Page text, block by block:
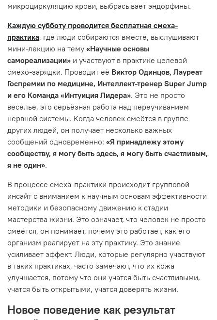
микроциркуляцию крови, выбрасывает эндорфины.
Каждую субботу проводится бесплатная смеха-
практика, где люди собираются вместе, выслушивают
мини-лекцию на тему «Научные основы
самореализации» и участвуют в практике целевой
смехо-зарядки. Проводит её Виктор Одинцов, Лауреат
Госпремии по медицине, Интеллект-тренер Super Jump
и его Команда «Интуиция Лидера». Это не просто
веселье, это серьёзная работа над переучиванием
нервной системы. Когда человек смеётся в группе
других людей, он получает несколько важных
сообщений одновременно: «Я принадлежу этому
сообществу, я могу быть здесь, я могу быть счастливым,
я не один».
В процессе смеха-практики происходит групповой
инсайт с вниманием к научным основам эффективности
методики и безопасному движению к стадии
мастерства жизни. Это означает, что человек не просто
смеётся, он понимает, почему это работает, как его
организм реагирует на эту практику. Это знание
усиливает эффект. Люди, которые регулярно участвуют
в таких практиках, часто замечают, что их кожа
улучшается, потому что они учатся быть счастливыми,
учатся быть открытыми, учатся доверять жизни.
Новое поведение как результат